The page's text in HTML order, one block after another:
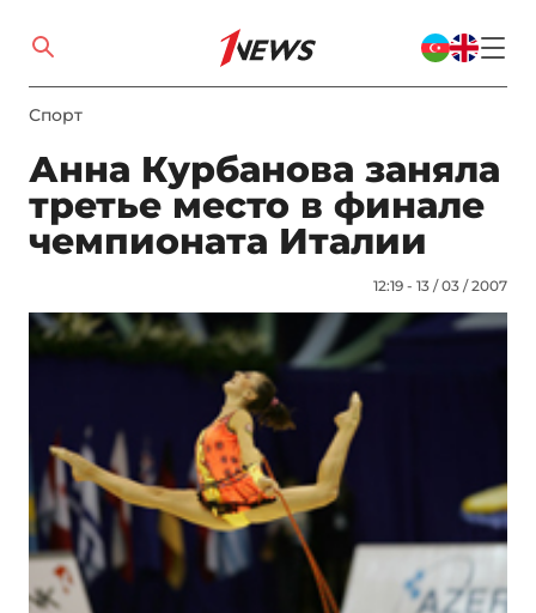
Спорт
Анна Курбанова заняла
третье место в финале
чемпионата Италии
12:19 - 13 / 03 / 2007